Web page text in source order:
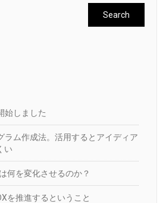
始しました
ラム作成法。活用するとアイディア
い
何を変化させるのか？
を推進するということ